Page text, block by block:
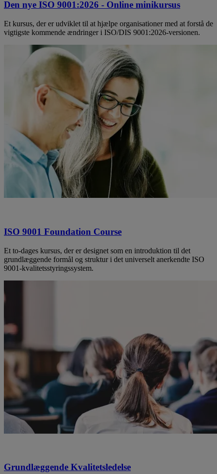
Den nye ISO 9001:2026 - Online minikursus
Et kursus, der er udviklet til at hjælpe organisationer med at forstå de
vigtigste kommende ændringer i ISO/DIS 9001:2026-versionen.
ISO 9001 Foundation Course
Et to-dages kursus, der er designet som en introduktion til det
grundlæggende formål og struktur i det universelt anerkendte ISO
9001-kvalitetsstyringssystem.
Grundlæggende Kvalitetsledelse